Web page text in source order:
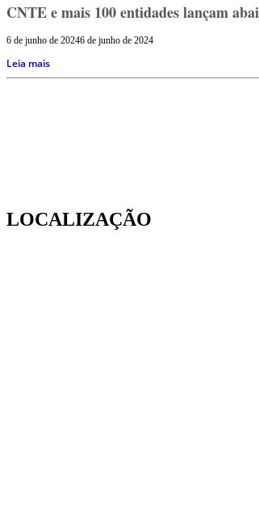
CNTE e mais 100 entidades lançam
6 de junho de 20246 de junho de 2024
Leia mais
LOCALIZAÇÃO